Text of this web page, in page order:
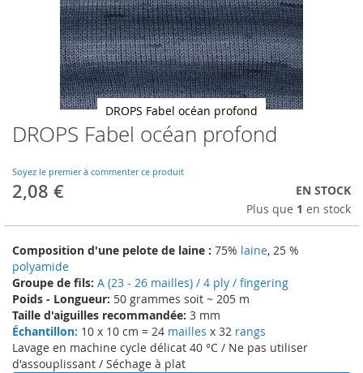
DROPS Fabel océan profond
Soyez le premier à commenter ce produit
2,08 €
EN STOCK
Plus que 1 en stock
Composition d'une pelote de laine : 75% laine, 25 %
polyamide
Groupe de fils: A (23 - 26 mailles) / 4 ply / fingering
Poids - Longueur: 50 grammes soit ~ 205 m
Taille d'aiguilles recommandée: 3 mm
Échantillon: 10 x 10 cm = 24 mailles x 32 rangs
Lavage en machine cycle délicat 40 °C / Ne pas utiliser
d'assouplissant / Séchage à plat
DROPS Fabel océan profond
Skip
to
beginning
of
images
gallery